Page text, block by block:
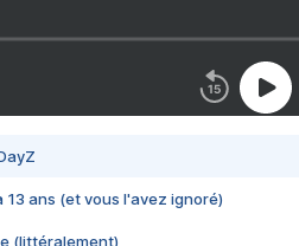
13 ans (et vous l'avez ignoré)
(littéralement)